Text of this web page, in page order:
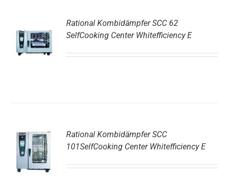
DETAILS
Rational Kombidämpfer SCC 62
SelfCooking Center Whitefficiency E
DETAILS
Rational Kombidämpfer SCC
101SelfCooking Center Whitefficiency E